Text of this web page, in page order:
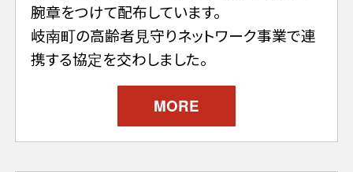
腕章をつけて配布しています。
岐南町の高齢者見守りネットワーク事業で連
携する協定を交わしました。
MORE